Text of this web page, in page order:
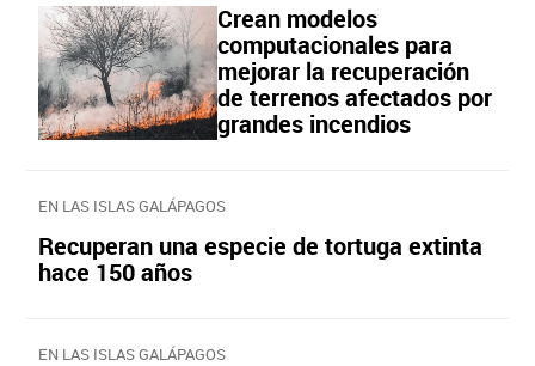
Crean modelos
computacionales para
mejorar la recuperación
de terrenos afectados por
grandes incendios
EN LAS ISLAS GALÁPAGOS
Recuperan una especie de tortuga extinta
hace 150 años
EN LAS ISLAS GALÁPAGOS